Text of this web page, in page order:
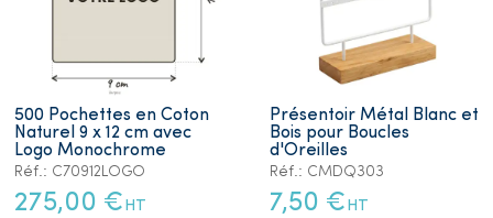
500 Pochettes en Coton
Naturel 9 x 12 cm avec
Logo Monochrome
Réf.: C70912LOGO
275,00 € HT
Présentoir Métal Blanc et
Bois pour Boucles
d'Oreilles
Réf.: CMDQ303
7,50 € HT